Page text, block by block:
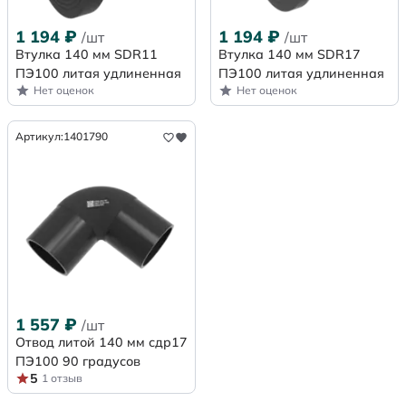
1 194 ₽ /шт
Втулка 140 мм SDR11
ПЭ100 литая удлиненная
Нет оценок
1 194 ₽ /шт
Втулка 140 мм SDR17
ПЭ100 литая удлиненная
Нет оценок
Артикул:1401790
1 557 ₽ /шт
Отвод литой 140 мм сдр17
ПЭ100 90 градусов
5 1 отзыв